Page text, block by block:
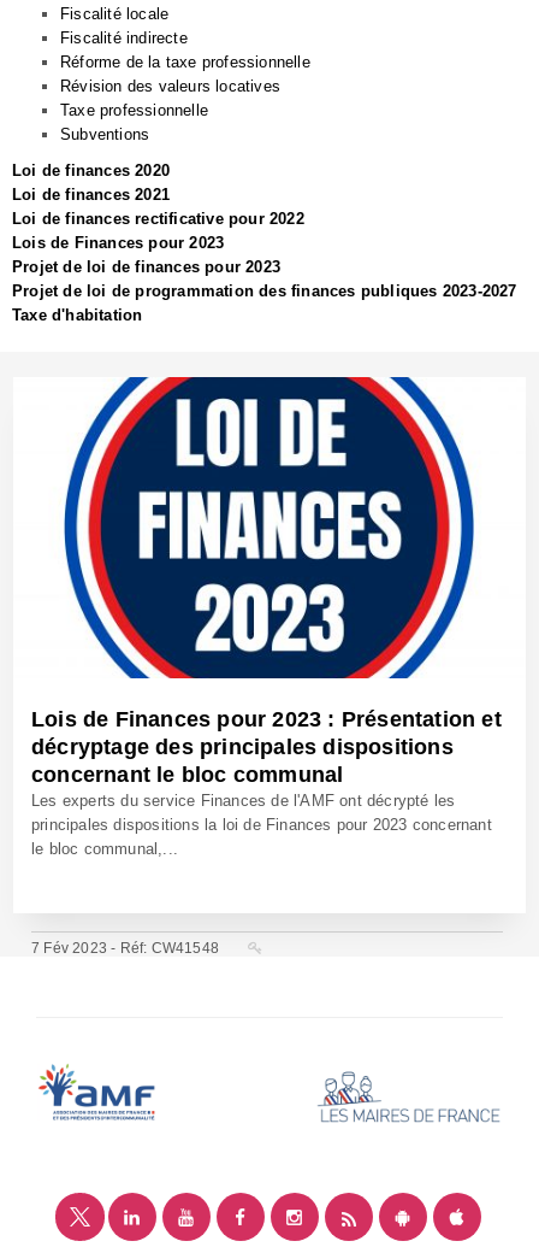
Fiscalité locale
Fiscalité indirecte
Réforme de la taxe professionnelle
Révision des valeurs locatives
Taxe professionnelle
Subventions
Loi de finances 2020
Loi de finances 2021
Loi de finances rectificative pour 2022
Lois de Finances pour 2023
Projet de loi de finances pour 2023
Projet de loi de programmation des finances publiques 2023-2027
Taxe d'habitation
Lois de Finances pour 2023 : Présentation et
décryptage des principales dispositions
concernant le bloc communal
Les experts du service Finances de l'AMF ont décrypté les
principales dispositions la loi de Finances pour 2023 concernant
le bloc communal,...
7 Fév 2023 - Réf: CW41548